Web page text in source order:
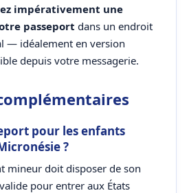
impérativement une
passeport dans un endroit
— idéalement en version
depuis votre messagerie.
pour les enfants
?
mineur doit disposer de son
pour entrer aux États